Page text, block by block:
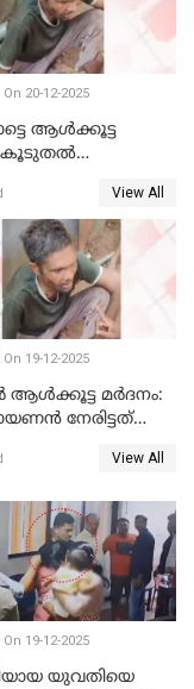
20-12-2025
ആള്‍ക്കൂട്ട
കൂടുതല്‍
വിവരം
View All
19-12-2025
ആൾക്കൂട്ട മർദനം:
നേരിട്ടത്
View All
19-12-2025
യുവതിയെ